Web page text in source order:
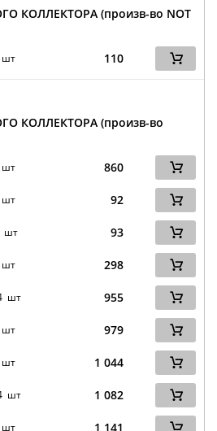
КОЛЛЕКТОРА (произв-во NOT
110
КОЛЛЕКТОРА (произв-во
860
92
шт 93
298
шт 955
979
1 044
шт 1 082
1 141